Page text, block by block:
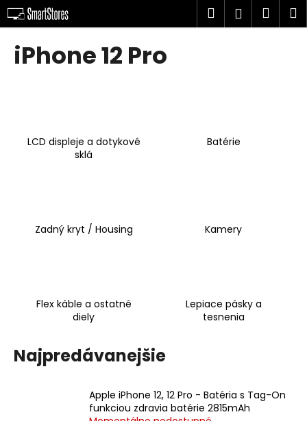
Prejsť
na
obsah
Hľadať
iPhone 12 Pro
LCD displeje a dotykové
sklá
Batérie
Zadný kryt / Housing Kamery
Flex káble a ostatné
diely
Lepiace pásky a
tesnenia
Najpredávanejšie
Apple iPhone 12, 12 Pro - Batéria s Tag-On
funkciou zdravia batérie 2815mAh
K
o
s